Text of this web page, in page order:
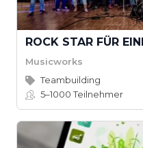
Musicworks
Teambuilding
5–1000Teilnehmer